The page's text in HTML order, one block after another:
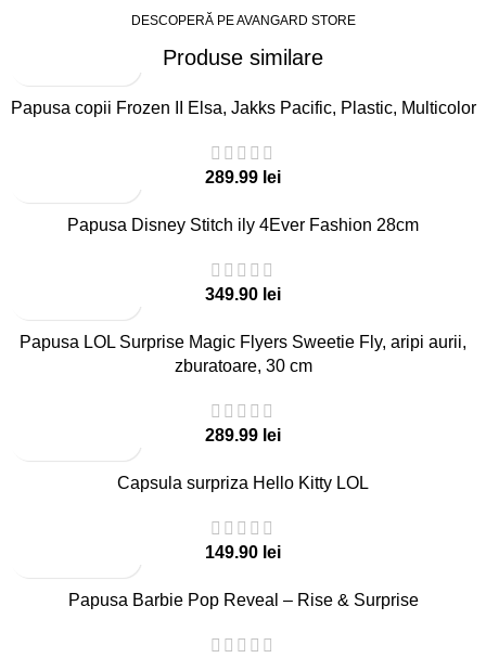
DESCOPERĂ PE AVANGARD STORE
Produse similare
Papusa copii Frozen II Elsa, Jakks Pacific, Plastic, Multicolor
lei
Papusa Disney Stitch ily 4Ever Fashion 28cm
lei
Papusa LOL Surprise Magic Flyers Sweetie Fly, aripi aurii,
zburatoare, 30 cm
lei
Capsula surpriza Hello Kitty LOL
lei
Papusa Barbie Pop Reveal – Rise & Surprise